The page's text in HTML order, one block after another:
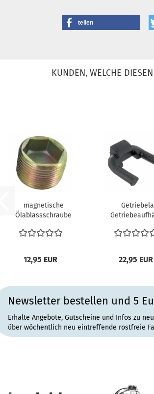
teilen
KUNDEN, WELCHE
magnetische
Ölablassschraube
T3 Karmann...
12,95 EUR
T2...
22,95 EUR
Newsletter bestellen und 5
Erhalte Angebote, Gutscheine und Infos zu
über wöchentlich neu eintreffende rostfreie